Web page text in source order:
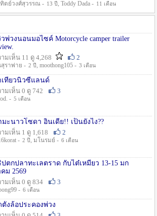
ตย์วงศ์สุวรรณ - 13 ปี , Toddy Dada - 11 เดือน
พ่วงนอนมอไซค์ Motorcycle camper trailer
มเห็น 11 ดู 4,268
2
ราพ่าย - 2 ปี , moothong105 - 3 เดือน
เที่ยวนิวซีแลนด์
มเห็น 0 ดู 742
3
- 5 เดือน
ะนาวโซดา อินเดีย!! เป็นยังไง??
มเห็น 1 ดู 1,618
2
- 2 ปี , มโนรมย์ - 6 เดือน
ตกปลาทะเลตราด กับไต๋เหมี่ยว 13-15 มก
ม 2569
มเห็น 0 ดู 834
3
- 6 เดือน
ตั้งล้อประคองพ่วง